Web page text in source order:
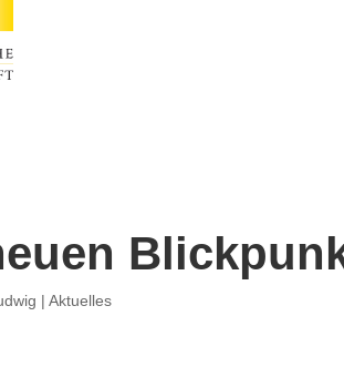
|Aktuelles